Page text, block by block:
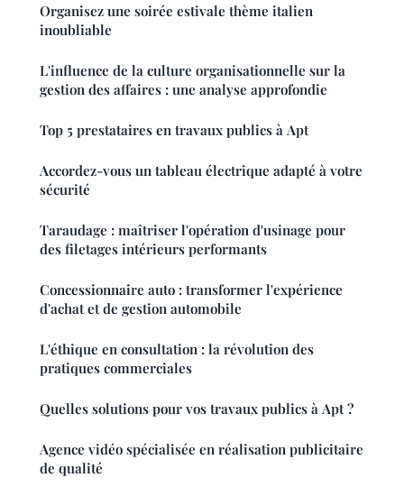
Organisez une soirée estivale thème italien
inoubliable
L'influence de la culture organisationnelle sur la
gestion des affaires : une analyse approfondie
Top 5 prestataires en travaux publics à Apt
Accordez-vous un tableau électrique adapté à votre
sécurité
Taraudage : maîtriser l'opération d'usinage pour
des filetages intérieurs performants
Concessionnaire auto : transformer l'expérience
d'achat et de gestion automobile
L'éthique en consultation : la révolution des
pratiques commerciales
Quelles solutions pour vos travaux publics à Apt ?
Agence vidéo spécialisée en réalisation publicitaire
de qualité